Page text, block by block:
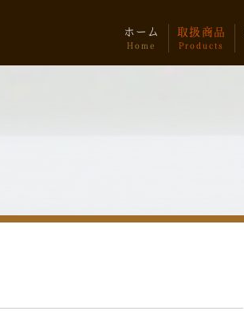
ホーム
Home
取扱商品
Products